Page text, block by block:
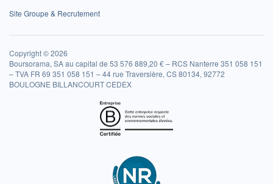
Site Groupe & Recrutement
Copyright © 2026
Boursorama, SA au capital de 53 576 889,20 € – RCS Nanterre 351 058 151
– TVA FR 69 351 058 151 – 44 rue Traversière, CS 80134, 92772
BOULOGNE BILLANCOURT CEDEX